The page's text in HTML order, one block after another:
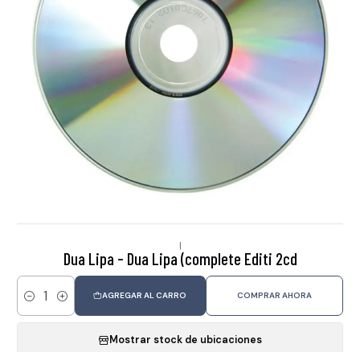
|
Dua Lipa - Dua Lipa (complete Editi 2cd
Cantidad
AGREGAR AL CARRO COMPRAR AHORA
Mostrar stock de ubicaciones